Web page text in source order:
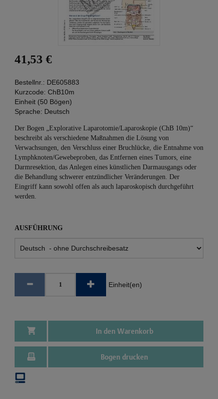
41,53 €
Bestellnr.: DE605883
Kurzcode: ChB10m
Einheit (50 Bögen)
Sprache: Deutsch
Der Bogen „Explorative Laparotomie/Laparoskopie (ChB 10m)“
beschreibt als verschiedene Maßnahmen die Lösung von
Verwachsungen, den Verschluss einer Bruchlücke, die Entnahme von
Lymphknoten/Gewebeproben, das Entfernen eines Tumors, eine
Darmresektion, das Anlegen eines künstlichen Darmausgangs oder
die Behandlung schwerer entzündlicher Veränderungen. Der
Eingriff kann sowohl offen als auch laparoskopisch durchgeführt
werden.
AUSFÜHRUNG
Einheit(en)
In den Warenkorb
Bogen drucken